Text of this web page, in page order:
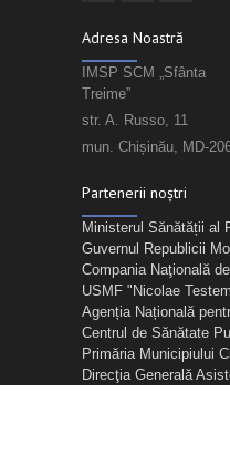
Adresa Noastră
IMSP SCM „Sfânta
Treime”
str. A. Russo, 11
mun. Chișinău, MD-
Partenerii noștri
Ministerul Sănătății al
Guvernul Republicii
Compania Naţională
USMF "Nicolae
Agenția Națională
Centrul de Sănătate
Primăria Municipiului
Direcţia Generală